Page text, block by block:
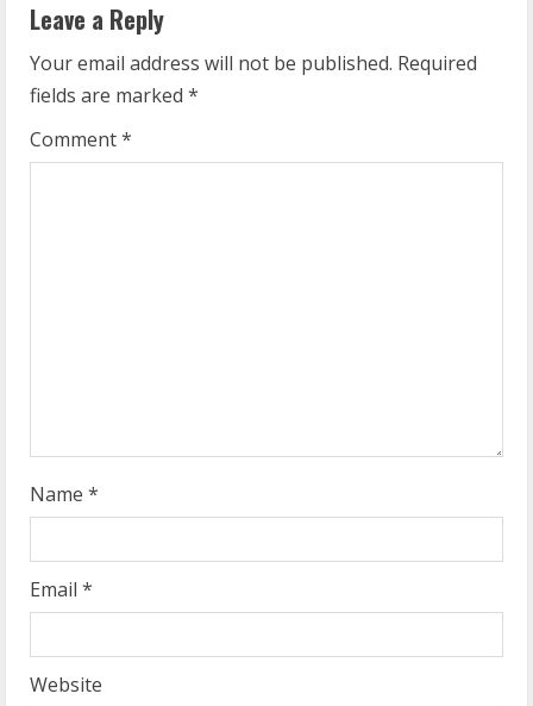
u
e
R
Leave a Reply
Your email address will not be published. Required
fields are marked *
Comment*
Name *
Email *
Website